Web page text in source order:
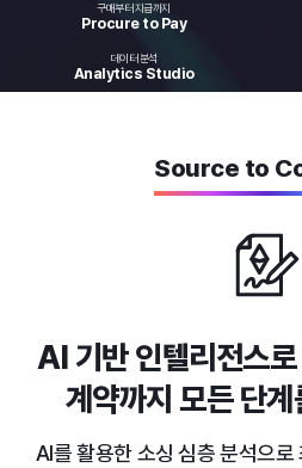
구매부터 지급까지
Procure to Pay
데이터 분석
Analytics Studio
Source to
AI 기반 인텔리전스
계약까지 모든 단
AI를 활용한 소싱 심층 분석으로